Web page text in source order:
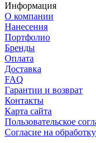
Информация
О компании
Нанесения
Портфолио
Бренды
Оплата
Доставка
FAQ
Гарантии и возврат
Контакты
Карта сайта
Пользовательское
Согласие на